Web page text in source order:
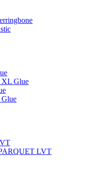
XL Glue
Glue
LVT